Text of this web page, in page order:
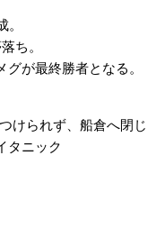
ち。
が最終勝者となる。
けられず、船倉へ閉じ
タニック